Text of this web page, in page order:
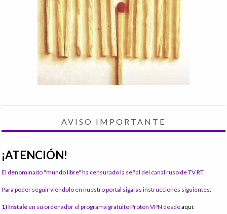
AVISO IMPORTANTE
¡ATENCIÓN!
El denominado "mundo libre" ha censurado la señal del canal ruso de TV RT.
Para poder seguir viéndolo en nuestro portal siga las instrucciones siguientes:
1) Instale en su ordenador el programa gratuito Proton VPN desdeaquí: